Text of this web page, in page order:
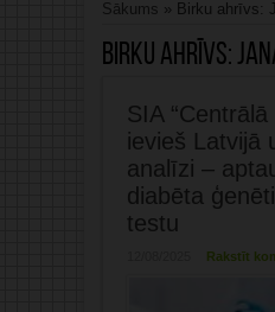
Sākums » Birku ahrīvs:
Birku ahrīvs:
SIA
ievieš Latvijā
analīzi –
diabēta
testu
Rakstīt